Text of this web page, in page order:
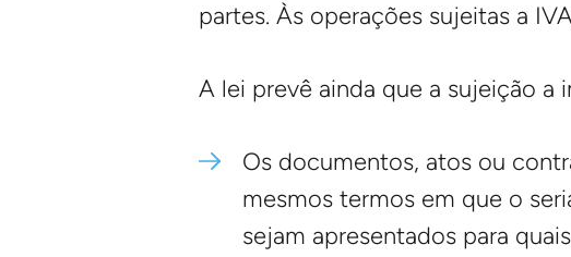
partes. Às operações sujeitas a
A lei prevê ainda que a sujeição a
Os documentos, atos ou
mesmos termos em que o
sejam apresentados para